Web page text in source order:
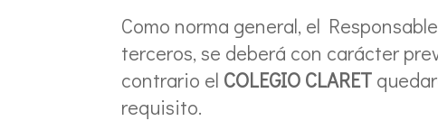
Como norma general, el
terceros, se deberá con carácter
contrario el COLEGIO CLARET
requisito.